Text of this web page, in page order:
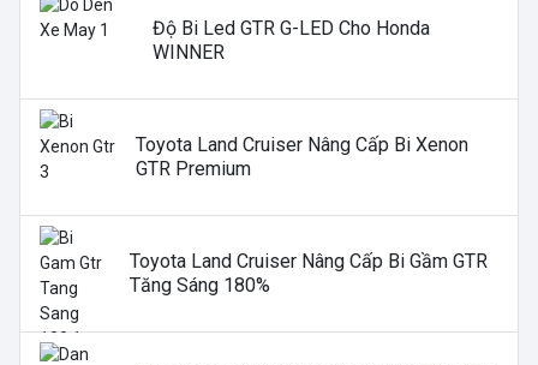
Độ Bi Led GTR G-LED Cho Honda
WINNER
Toyota Land Cruiser Nâng Cấp Bi Xenon
GTR Premium
Toyota Land Cruiser Nâng Cấp Bi Gầm GTR
Tăng Sáng 180%